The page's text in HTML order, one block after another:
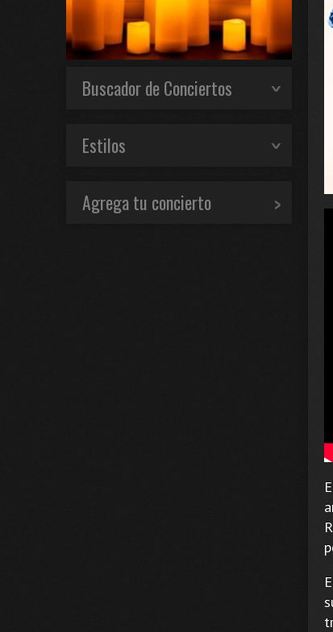
Buscador de Conciertos
Estilos
Agrega tu concierto